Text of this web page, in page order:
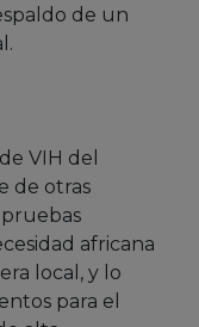
de un
VIH del
de otras
africana
local, y lo
para el